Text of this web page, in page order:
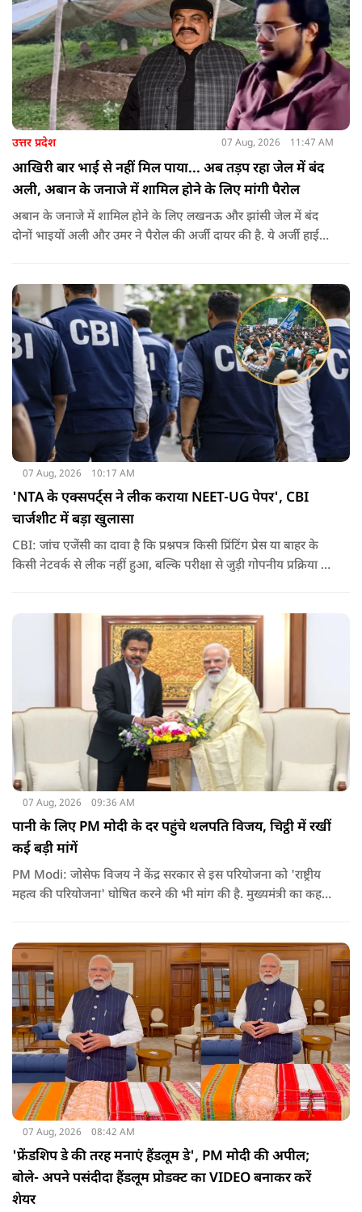
उत्तर प्रदेश 07 Aug, 2026 11:47 AM
आखिरी बार भाई से नहीं मिल पाया... अब तड़प रहा जेल में बंद
अली, अबान के जनाजे में शामिल होने के लिए मांगी पैरोल
अबान के जनाजे में शामिल होने के लिए लखनऊ और झांसी जेल में बंद
दोनों भाइयों अली और उमर ने पैरोल की अर्जी दायर की है. ये अर्जी हाई
07 Aug, 2026 10:17 AM
'NTA के एक्सपर्ट्स ने लीक कराया NEET-UG पेपर', CBI
चार्जशीट में बड़ा खुलासा
CBI: जांच एजेंसी का दावा है कि प्रश्नपत्र किसी प्रिंटिंग प्रेस या बाहर के
किसी नेटवर्क से लीक नहीं हुआ, बल्कि परीक्षा से जुड़ी गोपनीय प्रक्रिया में
07 Aug, 2026 09:36 AM
पानी के लिए PM मोदी के दर पहुंचे थलपति विजय, चिट्ठी में रखीं
कई बड़ी मांगें
PM Modi: जोसेफ विजय ने केंद्र सरकार से इस परियोजना को 'राष्ट्रीय
महत्व की परियोजना' घोषित करने की भी मांग की है. मुख्यमंत्री का कहना
की समस्या को काफी हद तक कम किया जा सकता है.
07 Aug, 2026 08:42 AM
'फ्रेंडशिप डे की तरह मनाएं हैंडलूम डे', PM मोदी की अपील;
बोले- अपने पसंदीदा हैंडलूम प्रोडक्ट का VIDEO बनाकर करें
शेयर